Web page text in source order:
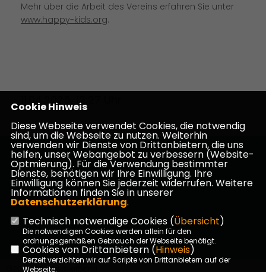
Mehr über die Arbeit des Vereins erfahren Sie unter
www.happy-kids.org.
11.04.2025, 12:27 Uhr
Homepage des CDU Kreisverbandes Darmstadt-
Dieburg
Impressum Datenschutz Kontakt
©2026 CDU Kreisverband
Cookie Hinweis
Diese Webseite verwendet Cookies, die notwendig
sind, um die Webseite zu nutzen. Weiterhin
verwenden wir Dienste von Drittanbietern, die uns
helfen, unser Webangebot zu verbessern (Website-
Optmierung). Für die Verwendung bestimmter
Dienste, benötigen wir Ihre Einwilligung. Ihre
Einwilligung können Sie jederzeit widerrufen. Weitere
Informationen finden Sie in unserer
Datenschutzerklärung.
Technisch notwendige Cookies (Übersicht)
Die notwendigen Cookies werden allein für den
ordnungsgemäßen Gebrauch der Webseite benötigt.
Cookies von Drittanbietern (Hinweis)
Derzeit verzichten wir auf Scripte von Drittanbietern auf der
Webseite.